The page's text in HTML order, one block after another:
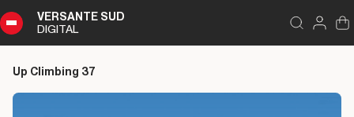
VERSANTE SUD
DIGITAL
Indice
DIGITAL
Up Climbing 37